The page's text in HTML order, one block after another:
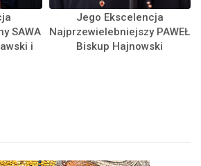
SAWA
i
Jego Ekscelencja
Najprzewielebniejszy PAWEŁ
Biskup Hajnowski